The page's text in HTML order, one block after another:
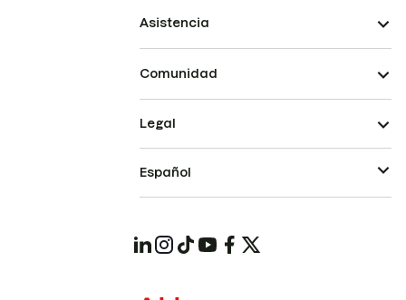
Asistencia
Comunidad
Legal
Español